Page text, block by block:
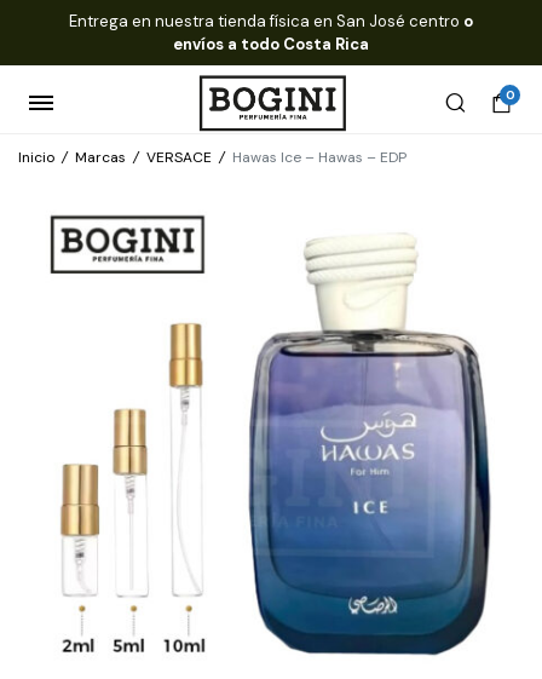
Entrega en nuestra tienda física en San José centro o
envíos a todo Costa Rica
0
Inicio / Marcas / VERSACE / Hawas Ice – Hawas – EDP